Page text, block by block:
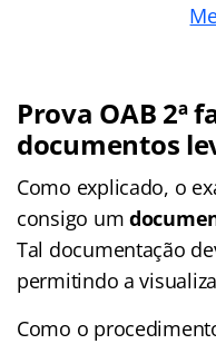
Prova OAB 2ª
documentos
Como explicado, o
consigo um
Tal documentação
permitindo a
Como o